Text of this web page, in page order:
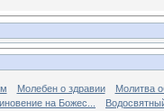
Молебен о здравии
Молитва
на Божес...